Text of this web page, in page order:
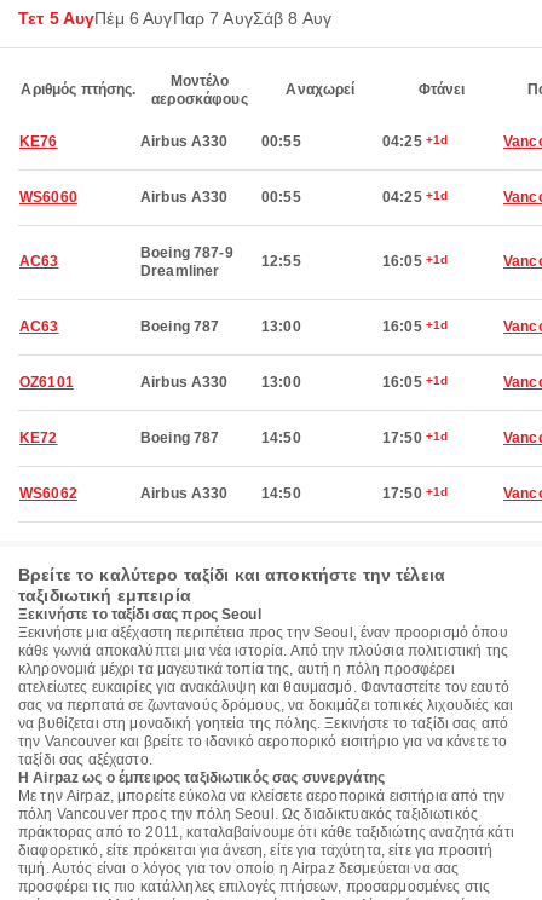
Τετ 5 ΑυγΠέμ 6 ΑυγΠαρ 7 ΑυγΣάβ 8 Αυγ
Αριθμός πτήσης.
Μοντέλο
αεροσκάφους
Αναχωρεί Φτάνει
KE76 Airbus A330 00:55 04:25 +1d
WS6060 Airbus A330 00:55 04:25 +1d
AC63
Boeing 787-9
Dreamliner
12:55 16:05 +1d
AC63 Boeing 787 13:00 16:05 +1d
OZ6101 Airbus A330 13:00 16:05 +1d
KE72 Boeing 787 14:50 17:50 +1d
WS6062 Airbus A330 14:50 17:50 +1d
Βρείτε το καλύτερο ταξίδι και αποκτήστε την τέλεια
ταξιδιωτική εμπειρία
Ξεκινήστε το ταξίδι σας προς Seoul
Ξεκινήστε μια αξέχαστη περιπέτεια προς την Seoul, έναν προορισμό όπου
κάθε γωνιά αποκαλύπτει μια νέα ιστορία. Από την πλούσια πολιτιστική της
κληρονομιά μέχρι τα μαγευτικά τοπία της, αυτή η πόλη προσφέρει
ατελείωτες ευκαιρίες για ανακάλυψη και θαυμασμό. Φανταστείτε τον εαυτό
σας να περπατά σε ζωντανούς δρόμους, να δοκιμάζει τοπικές λιχουδιές και
να βυθίζεται στη μοναδική γοητεία της πόλης. Ξεκινήστε το ταξίδι σας από
την Vancouver και βρείτε το ιδανικό αεροπορικό εισιτήριο για να κάνετε το
ταξίδι σας αξέχαστο.
Η Airpaz ως ο έμπειρος ταξιδιωτικός σας συνεργάτης
Με την Airpaz, μπορείτε εύκολα να κλείσετε αεροπορικά εισιτήρια από την
πόλη Vancouver προς την πόλη Seoul. Ως διαδικτυακός ταξιδιωτικός
πράκτορας από το 2011, καταλαβαίνουμε ότι κάθε ταξιδιώτης αναζητά κάτι
διαφορετικό, είτε πρόκειται για άνεση, είτε για ταχύτητα, είτε για προσιτή
τιμή. Αυτός είναι ο λόγος για τον οποίο η Airpaz δεσμεύεται να σας
προσφέρει τις πιο κατάλληλες επιλογές πτήσεων, προσαρμοσμένες στις